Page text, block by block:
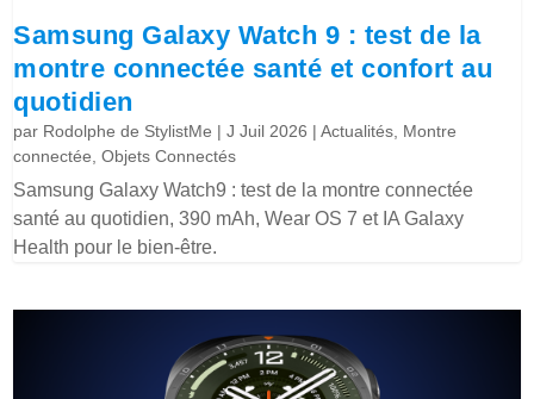
Samsung Galaxy Watch 9 : test de la
montre connectée santé et confort au
quotidien
par Rodolphe de StylistMe |J Juil 2026 |Actualités, Montre
connectée,Objets Connectés
Samsung Galaxy Watch9 : test de la montre connectée
santé au quotidien, 390 mAh, Wear OS 7 et IA Galaxy
Health pour le bien-être.